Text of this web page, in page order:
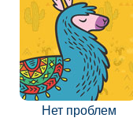
Нет проблем